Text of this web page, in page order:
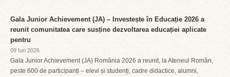
Gala Junior Achievement (JA) – Investește în Educație 2026 a
reunit comunitatea care susține dezvoltarea educației aplicate
pentru
09 Iun 2026
Gala Junior Achievement (JA) România 2026 a reunit, la Ateneul Român,
peste 600 de participanți – elevi și studenți, cadre didactice, alumni,